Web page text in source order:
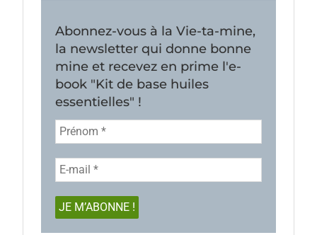
Abonnez-vous à la Vie-ta-mine,
la newsletter qui donne bonne
mine et recevez en prime l'e-
book "Kit de base huiles
essentielles" !